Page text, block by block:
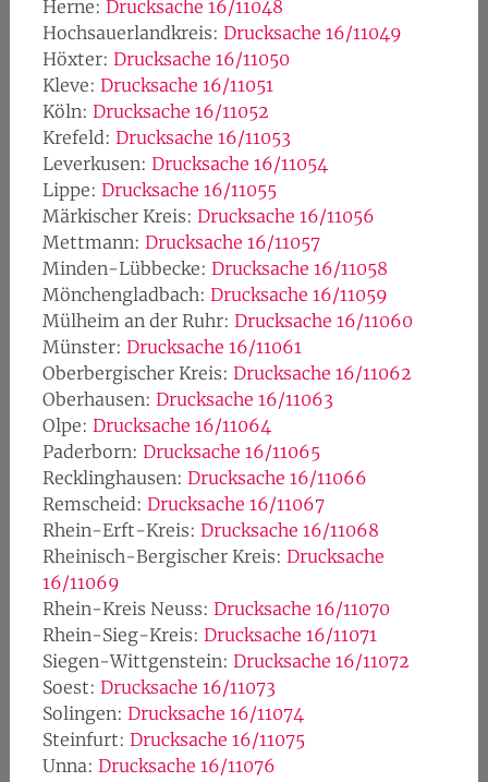
Herne: Drucksache 16/11048
Hochsauerlandkreis: Drucksache 16/11049
Höxter: Drucksache 16/11050
Kleve: Drucksache 16/11051
Köln: Drucksache 16/11052
Krefeld: Drucksache 16/11053
Leverkusen: Drucksache 16/11054
Lippe: Drucksache 16/11055
Märkischer Kreis: Drucksache 16/11056
Mettmann: Drucksache 16/11057
Minden-Lübbecke: Drucksache 16/11058
Mönchengladbach: Drucksache 16/11059
Mülheim an der Ruhr: Drucksache 16/11060
Münster: Drucksache 16/11061
Oberbergischer Kreis: Drucksache 16/11062
Oberhausen: Drucksache 16/11063
Olpe: Drucksache 16/11064
Paderborn: Drucksache 16/11065
Recklinghausen: Drucksache 16/11066
Remscheid: Drucksache 16/11067
Rhein-Erft-Kreis: Drucksache 16/11068
Rheinisch-Bergischer Kreis: Drucksache
16/11069
Rhein-Kreis Neuss: Drucksache 16/11070
Rhein-Sieg-Kreis: Drucksache 16/11071
Siegen-Wittgenstein: Drucksache 16/11072
Soest: Drucksache 16/11073
Solingen: Drucksache 16/11074
Steinfurt: Drucksache 16/11075
Unna: Drucksache 16/11076